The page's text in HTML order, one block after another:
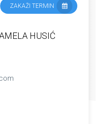
ZAKAŽI TERMIN
HUSIĆ